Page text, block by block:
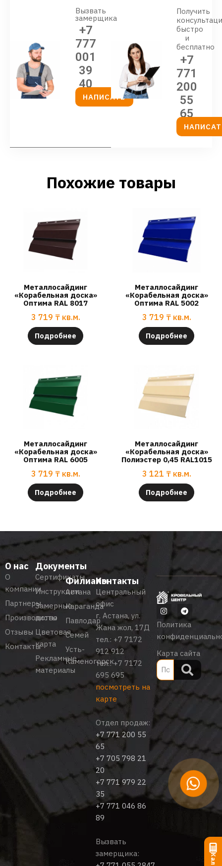
Вызвать
замерщика
+7
777
001
39
40
НАПИСАТЬ
Получить
быстро
и
бесплатно
+7
771
200
55
65
Похожие товары
Металлосайдинг
«Корабельная доска»
Оптима RAL 8017
3 719 ₸ кв.м.
Подробнее
Металлосайдинг
«Корабельная доска»
Оптима RAL 5002
3 719 ₸ кв.м.
Подробнее
Металлосайдинг
«Корабельная доска»
Оптима RAL 6005
3 719 ₸ кв.м.
Подробнее
Металлосайдинг
«Корабельная доска»
Полиэстер 0,45 RAL1015
3 121 ₸ кв.м.
Подробнее
О нас
О
компании
Партнеры
Производство
Отзывы
Контакты
Документы
Сертификаты
Инструкции
Замерные
листы
Цветовая
карта
Рекламные
материалы
Филиалы
Астана
Караганда
Павлодар
Семей
Усть-
Каменогорск
Контакты
Центральный
офис
г. Астана, ул.
Жана жол, 17Д
тел.: +7 7172
912 912
тел.:+7 7172
695 695
посмотреть на
карте
Отдел продаж:
+7 771 200 55
65
+7 705 798 21
20
+7 771 979 22
35
+7 771 046 86
89
Вызвать
замерщика:
Политика
Карта сайта